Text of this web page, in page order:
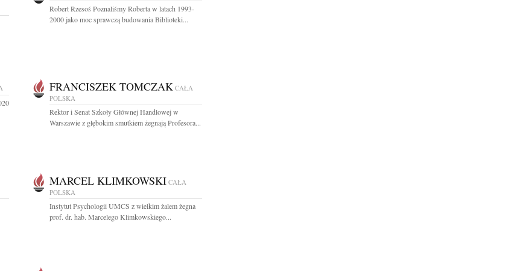
Robert Rzesoś Poznaliśmy Roberta w latach 1993-
2000 jako moc sprawczą budowania Biblioteki...
FRANCISZEK TOMCZAK CAŁA
POLSKA
Rektor i Senat Szkoły Głównej Handlowej w
Warszawie z głębokim smutkiem żegnają Profesora...
MARCEL KLIMKOWSKI CAŁA
POLSKA
Instytut Psychologii UMCS z wielkim żalem żegna
prof. dr. hab. Marcelego Klimkowskiego...